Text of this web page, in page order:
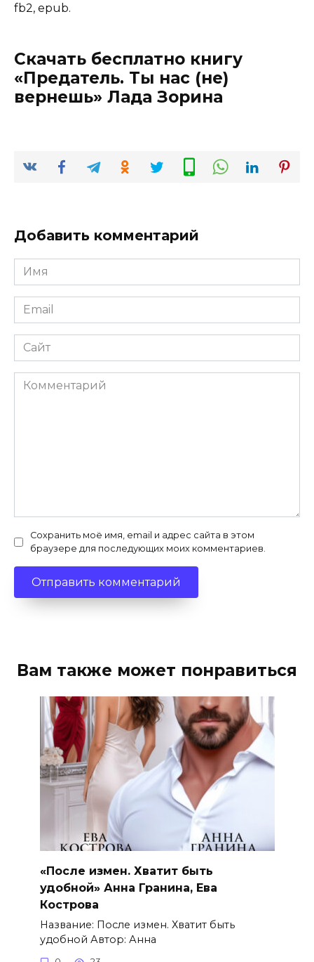
fb2, epub.
Скачать бесплатно книгу
«Предатель. Ты нас (не)
вернешь» Лада Зорина
Добавить комментарий
Имя
*
Email
*
Сайт
Комментарий
Сохранить моё имя, email и адрес сайта в этом
браузере для последующих моих комментариев.
Вам также может понравиться
«После измен. Хватит быть
удобной» Анна Гранина, Ева
Кострова
Название: После измен. Хватит быть
удобной Автор: Анна